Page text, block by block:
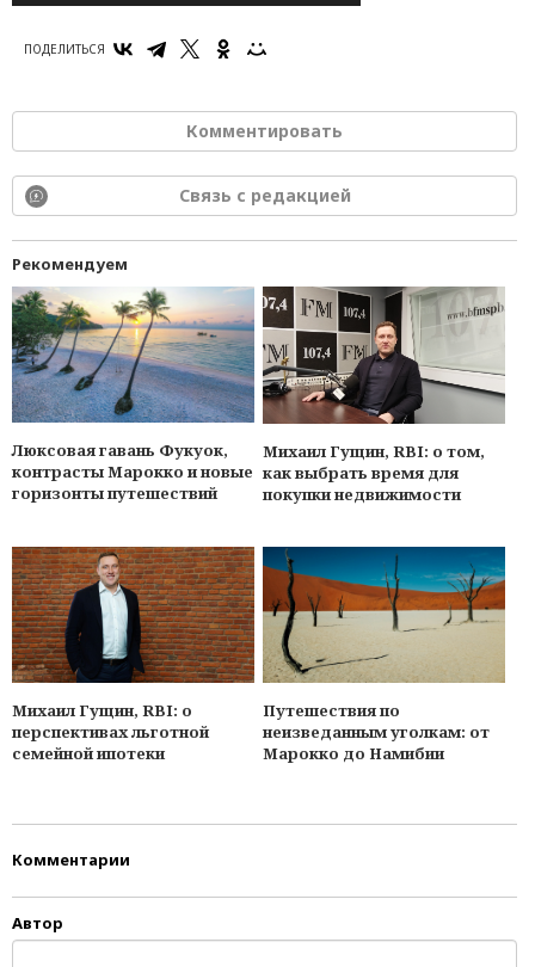
ПОДЕЛИТЬСЯ
Комментировать
Связь с редакцией
Рекомендуем
Люксовая гавань Фукуок,
контрасты Марокко и новые
горизонты путешествий
Михаил Гущин, RBI: о том,
как выбрать время для
покупки недвижимости
Михаил Гущин, RBI: о
перспективах льготной
семейной ипотеки
Путешествия по
неизведанным уголкам: от
Марокко до Намибии
Комментарии
Автор